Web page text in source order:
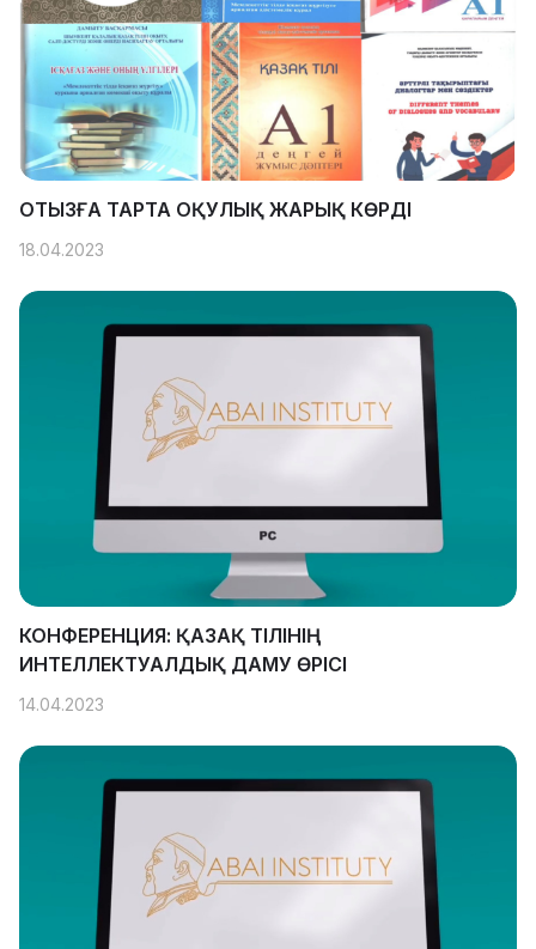
ОТЫЗҒА ТАРТА ОҚУЛЫҚ ЖАРЫҚ КӨРДІ
18.04.2023
КОНФЕРЕНЦИЯ: ҚАЗАҚ ТІЛІНІҢ
ИНТЕЛЛЕКТУАЛДЫҚ ДАМУ ӨРІСІ
14.04.2023